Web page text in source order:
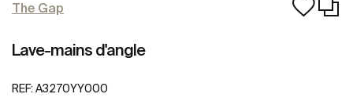
The Gap
Lave-mains d'angle
REF: A3270YY000